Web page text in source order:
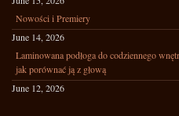
Nowości i Premiery
June 14, 2026
Laminowana podłoga do codziennego
jak porównać ją z głową
June 12, 2026